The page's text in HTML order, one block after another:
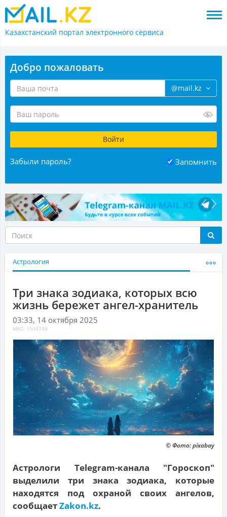
Казахстанский портал электронного сервиса
Добро пожаловать
@mail.kz
Забыли пароль? Запомнить
Астрология
Три знака зодиака, которых всю
жизнь бережет ангел-хранитель
03:33, 14 октября 2025
MKZ: 1508748
© Фото: pixabay
Астрологи Telegram-канала "Гороскоп"
выделили три знака зодиака, которые
находятся под охраной своих ангелов,
сообщаетZakon.kz.